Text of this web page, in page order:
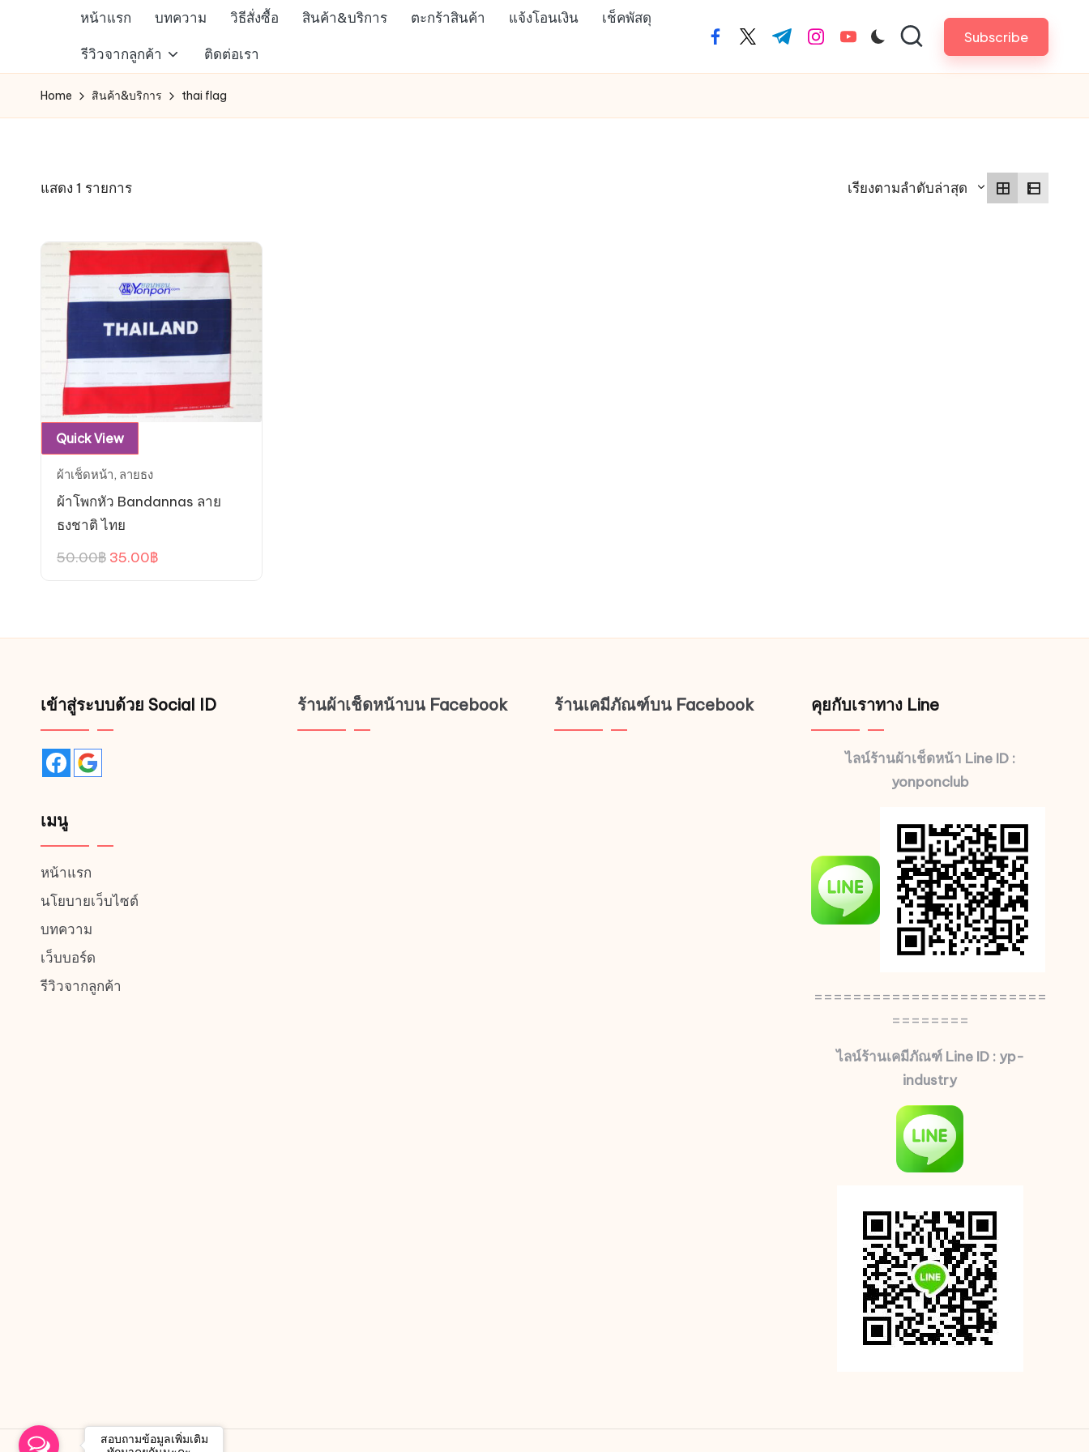
content
สรรพ
สินค้า
ออนไลน์
รัก
ช็อป
หน้าแรก บทความ วิธีสั่งซื้อ สินค้า&บริการ ตะกร้าสินค้า แจ้งโอนเงิน เช็คพัสดุ
รีวิวจากลูกค้า ติดต่อเรา
facebook.com
twitter.com
t.me instagram.com
youtube.com Subscribe
Home สินค้า&บริการ thai flag
แสดง 1 รายการ เรียงตามลำดับล่าสุด
Quick View
ผ้าเช็ดหน้า, ลายธง
ผ้าโพกหัว Bandannas ลาย
ธงชาติ ไทย
50.00฿ Original
35.00฿Current
เข้าสู่ระบบด้วย Social ID
เมนู
หน้าแรก
นโยบายเว็บไซต์
บทความ
เว็บบอร์ด
รีวิวจากลูกค้า
ร้านผ้าเช็ดหน้าบน Facebook ร้านเคมีภัณฑ์บน Facebook คุยกับเราทาง Line
ไลน์ร้านผ้าเช็ดหน้า Line ID :
yonponclub
========================
========
ไลน์ร้านเคมีภัณฑ์ Line ID : yp-
industry
สอบถามข้อมูลเพิ่มเติม